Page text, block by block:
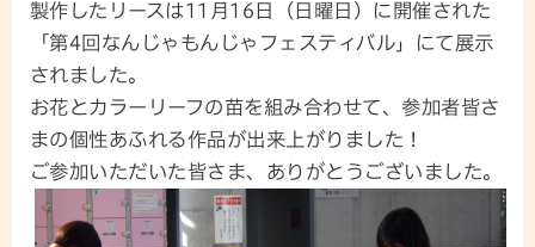
製作したリースは11月16日（日曜日）に開催された
「第4回なんじゃもんじゃフェスティバル」にて展示
されました。
お花とカラーリーフの苗を組み合わせて、参加者皆さ
まの個性あふれる作品が出来上がりました！
ご参加いただいた皆さま、ありがとうございました。